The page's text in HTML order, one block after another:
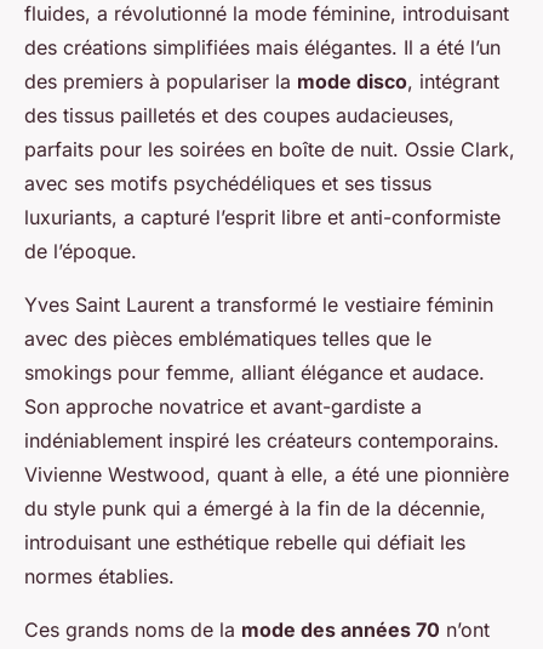
fluides, a révolutionné la mode féminine, introduisant
des créations simplifiées mais élégantes. Il a été l’un
des premiers à populariser la mode disco, intégrant
des tissus pailletés et des coupes audacieuses,
parfaits pour les soirées en boîte de nuit. Ossie Clark,
avec ses motifs psychédéliques et ses tissus
luxuriants, a capturé l’esprit libre et anti-conformiste
de l’époque.
Yves Saint Laurent a transformé le vestiaire féminin
avec des pièces emblématiques telles que le
smokings pour femme, alliant élégance et audace.
Son approche novatrice et avant-gardiste a
indéniablement inspiré les créateurs contemporains.
Vivienne Westwood, quant à elle, a été une pionnière
du style punk qui a émergé à la fin de la décennie,
introduisant une esthétique rebelle qui défiait les
normes établies.
Ces grands noms de la mode des années 70 n’ont